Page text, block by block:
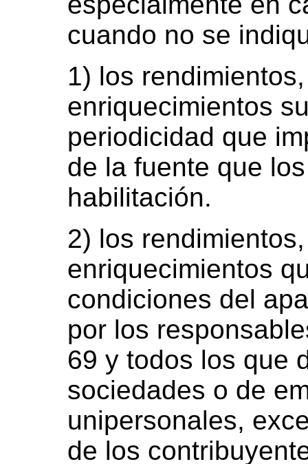
cuando no se
1) los
enriquecimientos
periodicidad que
de la fuente que
habilitación.
2) los
enriquecimientos
condiciones del
por los
69 y todos los que
sociedades o de
unipersonales,
de los